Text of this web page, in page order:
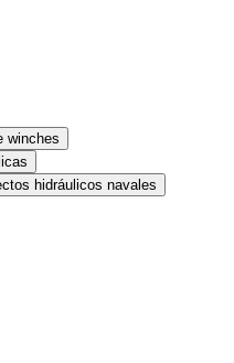
winches
Desarrollo y ejecución de proyectos hidráulicos navales